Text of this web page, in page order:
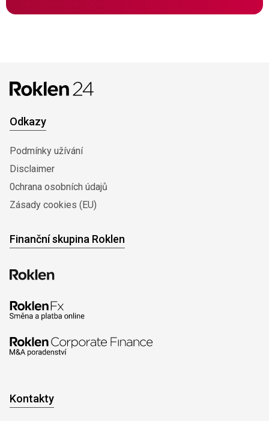
Odkazy
Podmínky užívání
Disclaimer
0chrana osobních údajů
Zásady cookies (EU)
Finanční skupina Roklen
Kontakty